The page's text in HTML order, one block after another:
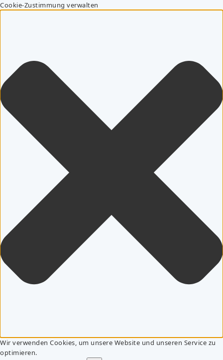
Cookie-Zustimmung verwalten
Wir verwenden Cookies, um unsere Website und unseren Service zu
optimieren.